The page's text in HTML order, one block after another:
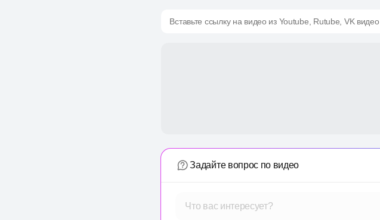
Вставьте ссылку на видео из Youtube, Rutube, VK видео
Задайте вопрос по видео
Что вас интересует?